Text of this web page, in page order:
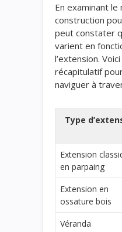
En examinant le
construction
peut constater
varient en
l’extension.
récapitulatif
naviguer à
Type
Extension
en parpaing
Extension en
ossature bois
Véranda